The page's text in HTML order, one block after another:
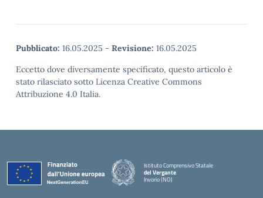
Pubblicato: 16.05.2025 - Revisione: 16.05.2025
Eccetto dove diversamente specificato, questo articolo è
stato rilasciato sotto Licenza Creative Commons
Attribuzione 4.0 Italia.
Istituto Comprensivo Statale
del Vergante
Invorio (NO)